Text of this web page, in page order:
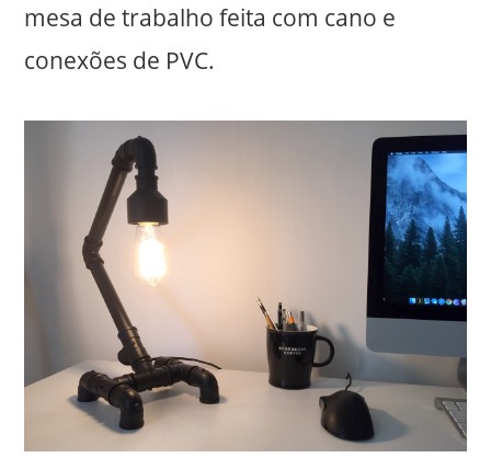
mesa de trabalho feita com cano e
conexões de PVC.